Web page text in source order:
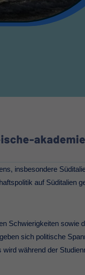
insbesondere
auf Süditalien
Schwierigkeiten sowie
sich politische
während der